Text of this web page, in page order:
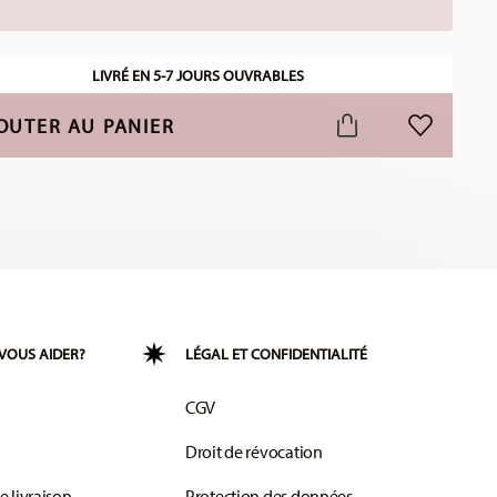
LIVRÉ EN 5-7 JOURS OUVRABLES
AU PANIER LISTE DE
AIDER? LÉGAL ET CONFIDENTIALITÉ
CGV
Droit de révocation